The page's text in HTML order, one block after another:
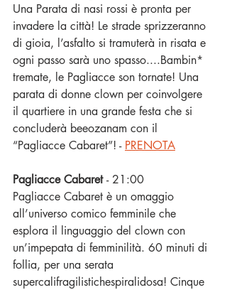
Una Parata di nasi rossi è pronta per
invadere la città! Le strade sprizzeranno
di gioia, l’asfalto si tramuterà in risata e
ogni passo sarà uno spasso....Bambin*
tremate, le Pagliacce son tornate! Una
parata di donne clown per coinvolgere
il quartiere in una grande festa che si
concluderà beeozanam con il
“Pagliacce Cabaret”! - PRENOTA
Pagliacce Cabaret - 21:00
Pagliacce Cabaret è un omaggio
all’universo comico femminile che
esplora il linguaggio del clown con
un’impepata di femminilità. 60 minuti di
follia, per una serata
supercalifragilistichespiralidosa! Cinque